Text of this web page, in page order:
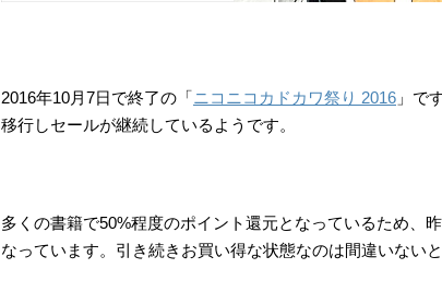
2016年10月7日で終了の「ニコニコカドカワ祭り 2016 」で
移行しセールが継続しているようです。
多くの書籍で50%程度のポイント還元となっているため、
なっています。引き続きお買い得な状態なのは間違いないと